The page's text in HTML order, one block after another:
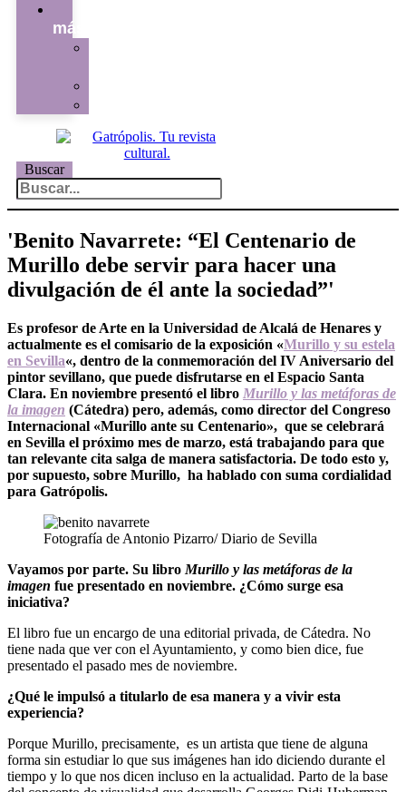
más
Buscar
'Benito Navarrete: “El Centenario de
Murillo debe servir para hacer una
divulgación de él ante la sociedad”'
Es profesor de Arte en la Universidad de Alcalá de Henares y
actualmente es el comisario de la exposición «Murillo y su estela
en Sevilla«, dentro de la conmemoración del IV Aniversario del
pintor sevillano, que puede disfrutarse en el Espacio Santa
Clara. En noviembre presentó el libro Murillo y las metáforas de
la imagen (Cátedra) pero, además, como director del Congreso
Internacional «Murillo ante su Centenario», que se celebrará
en Sevilla el próximo mes de marzo, está trabajando para que
tan relevante cita salga de manera satisfactoria. De todo esto y,
por supuesto, sobre Murillo, ha hablado con suma cordialidad
para Gatrópolis.
Fotografía de Antonio Pizarro/ Diario de Sevilla
Vayamos por parte. Su libro Murillo y las metáforas de la
imagen fue presentado en noviembre. ¿Cómo surge esa
iniciativa?
El libro fue un encargo de una editorial privada, de Cátedra. No
tiene nada que ver con el Ayuntamiento, y como bien dice, fue
presentado el pasado mes de noviembre.
¿Qué le impulsó a titularlo de esa manera y a vivir esta
experiencia?
Porque Murillo, precisamente, es un artista que tiene de alguna
forma sin estudiar lo que sus imágenes han ido diciendo durante el
tiempo y lo que nos dicen incluso en la actualidad. Parto de la base